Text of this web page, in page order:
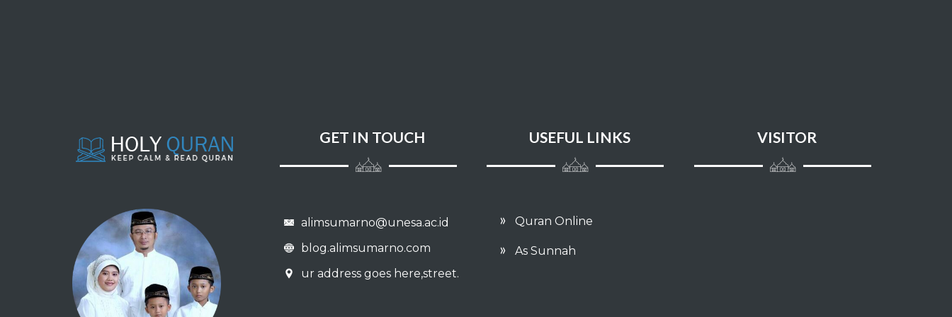
042 - ASY SYUURA
043 - AZ ZUKHRUF
GET IN TOUCH
alimsumarno@unesa.ac.id
blog.alimsumarno.com
ur address goes here,street.
USEFUL LINKS
Quran Online
As Sunnah
VISITOR